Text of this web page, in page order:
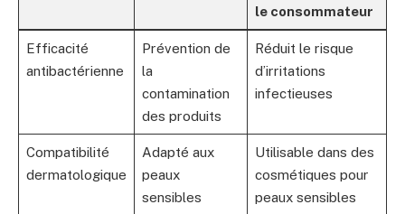
le consommateur
Efficacité
antibactérienne
Prévention de
la
contamination
des produits
Réduit le risque
d’irritations
infectieuses
Compatibilité
dermatologique
Adapté aux
peaux
sensibles
Utilisable dans des
cosmétiques pour
peaux sensibles